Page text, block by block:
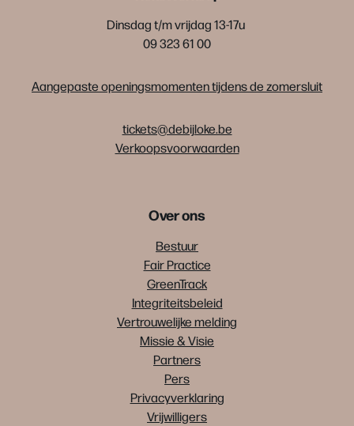
Dinsdag t/m vrijdag 13-17u
09 323 61 00
Aangepaste openingsmomenten tijdens de zomersluit
tickets@debijloke.be
Verkoopsvoorwaarden
Over ons
Bestuur
Fair Practice
GreenTrack
Integriteitsbeleid
Vertrouwelijke melding
Missie & Visie
Partners
Pers
Privacyverklaring
Vrijwilligers